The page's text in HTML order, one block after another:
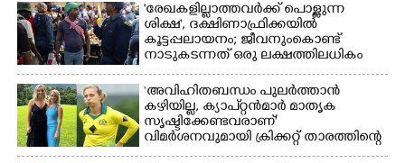
'രേഖകളില്ലാത്തവർക്ക് പൊള്ളുന്ന
ശിക്ഷ', ദക്ഷിണാഫ്രിക്കയിൽ
കൂട്ടപ്പലായനം; ജീവനുംകൊണ്ട്
നാടുകടന്നത് ഒരു ലക്ഷത്തിലധികം
പേർ
‘അവിഹിതബന്ധം പുലർത്താൻ
കഴിയില്ല,​ ക്യാപ്റ്റൻമാർ മാതൃക
സൃഷ്ടിക്കേണ്ടവരാണ്'
വിമർശനവുമായി ക്രിക്കറ്റ് താരത്തിന്റെ
ഭാര്യ